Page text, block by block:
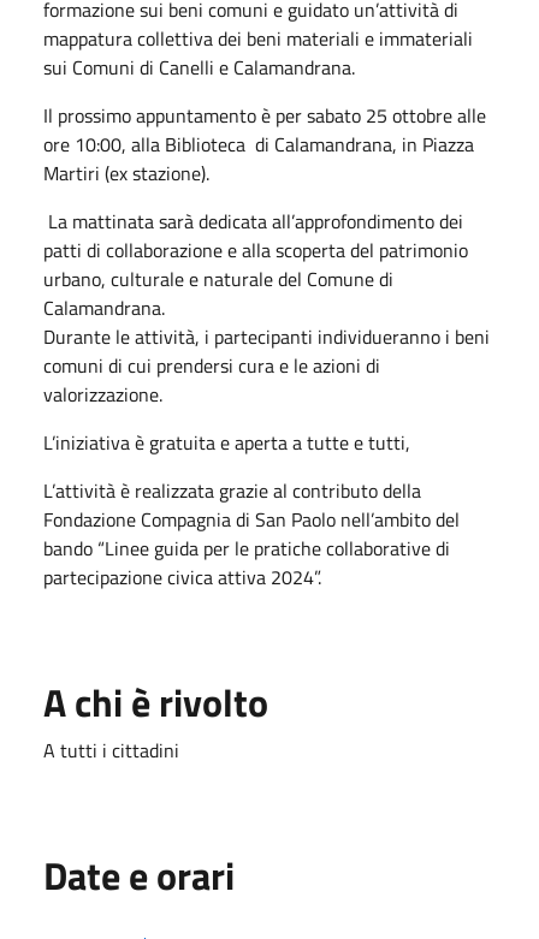
formazione sui beni comuni e guidato un’attività di
mappatura collettiva dei beni materiali e immateriali
sui Comuni di Canelli e Calamandrana.
Il prossimo appuntamento è per sabato 25 ottobre alle
ore 10:00, alla Biblioteca di Calamandrana, in Piazza
Martiri (ex stazione).
La mattinata sarà dedicata all’approfondimento dei
patti di collaborazione e alla scoperta del patrimonio
urbano, culturale e naturale del Comune di
Calamandrana.
Durante le attività, i partecipanti individueranno i beni
comuni di cui prendersi cura e le azioni di
valorizzazione.
L’iniziativa è gratuita e aperta a tutte e tutti,
L’attività è realizzata grazie al contributo della
Fondazione Compagnia di San Paolo nell’ambito del
bando “Linee guida per le pratiche collaborative di
partecipazione civica attiva 2024”.
A chi è rivolto
A tutti i cittadini
Date e orari